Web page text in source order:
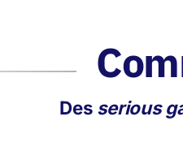
Des serious